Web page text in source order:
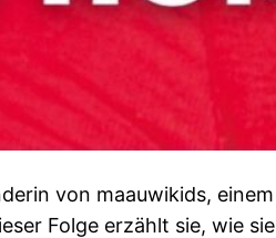
von maauwikids, einem
Folge erzählt sie, wie sie